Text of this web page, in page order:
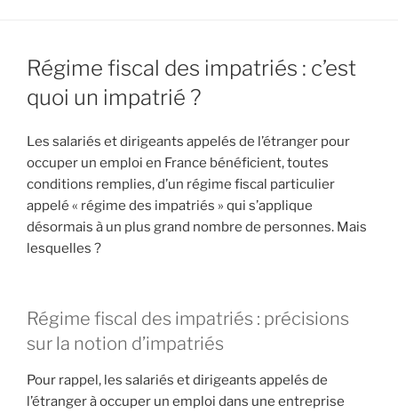
Régime fiscal des impatriés : c’est
quoi un impatrié ?
Les salariés et dirigeants appelés de l’étranger pour
occuper un emploi en France bénéficient, toutes
conditions remplies, d’un régime fiscal particulier
appelé « régime des impatriés » qui s’applique
désormais à un plus grand nombre de personnes. Mais
lesquelles ?
Régime fiscal des impatriés : précisions
sur la notion d’impatriés
Pour rappel, les salariés et dirigeants appelés de
l’étranger à occuper un emploi dans une entreprise